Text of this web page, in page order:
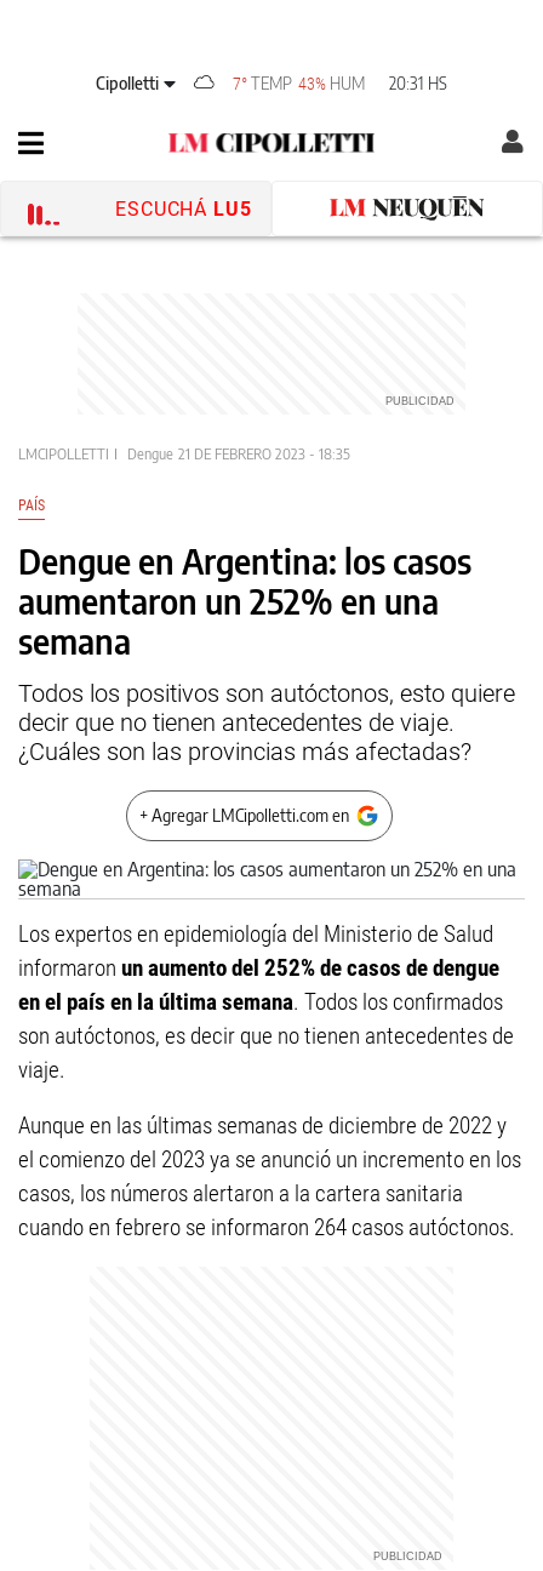
Cipolletti 7° TEMP 43% HUM 20:31 HS
ESCUCHÁ LU5
LMCIPOLLETTI Dengue 21 DE FEBRERO 2023 - 18:35
PAÍS
Dengue en Argentina: los casos
aumentaron un 252% en una
semana
Todos los positivos son autóctonos, esto quiere
decir que no tienen antecedentes de viaje.
¿Cuáles son las provincias más afectadas?
+ Agregar LMCipolletti.com en
Los expertos en epidemiología del Ministerio de Salud
informaron un aumento del 252% de casos de dengue
en el país en la última semana. Todos los confirmados
son autóctonos, es decir que no tienen antecedentes de
viaje.
Aunque en las últimas semanas de diciembre de 2022 y
el comienzo del 2023 ya se anunció un incremento en los
casos, los números alertaron a la cartera sanitaria
cuando en febrero se informaron 264 casos autóctonos.